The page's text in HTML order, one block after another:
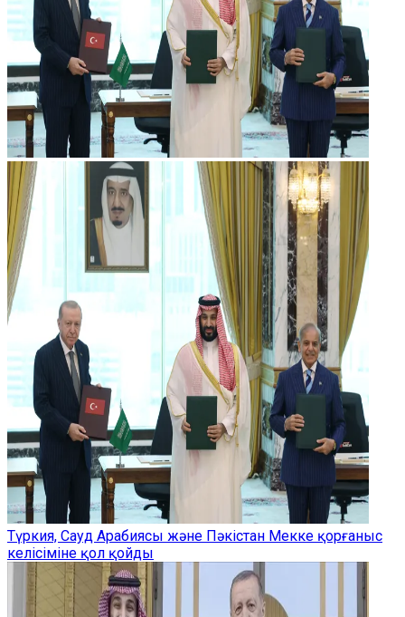
Түркия, Сауд Арабиясы және Пәкістан Мекке қорғаныс
келісіміне қол қойды